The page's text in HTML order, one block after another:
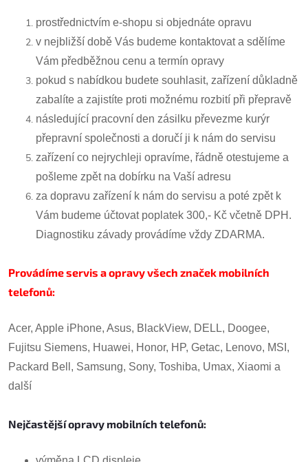
prostřednictvím e-shopu si objednáte opravu
v nejbližší době Vás budeme kontaktovat a sdělíme
Vám předběžnou cenu a termín opravy
pokud s nabídkou budete souhlasit, zařízení důkladně
zabalíte a zajistíte proti možnému rozbití při přepravě
následující pracovní den zásilku převezme kurýr
přepravní společnosti a doručí ji k nám do servisu
zařízení co nejrychleji opravíme, řádně otestujeme a
pošleme zpět na dobírku na Vaší adresu
za dopravu zařízení k nám do servisu a poté zpět k
Vám budeme účtovat poplatek 300,- Kč včetně DPH.
Diagnostiku závady provádíme vždy ZDARMA.
Provádíme servis a opravy všech značek mobilních
telefonů:
Acer, Apple iPhone, Asus, BlackView, DELL, Doogee,
Fujitsu Siemens, Huawei, Honor, HP, Getac, Lenovo, MSI,
Packard Bell, Samsung, Sony, Toshiba, Umax, Xiaomi a
další
Nejčastější opravy mobilních telefonů: